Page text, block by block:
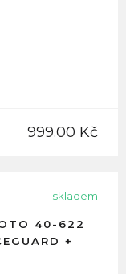
999.00 Kč
skladem
40-622
+